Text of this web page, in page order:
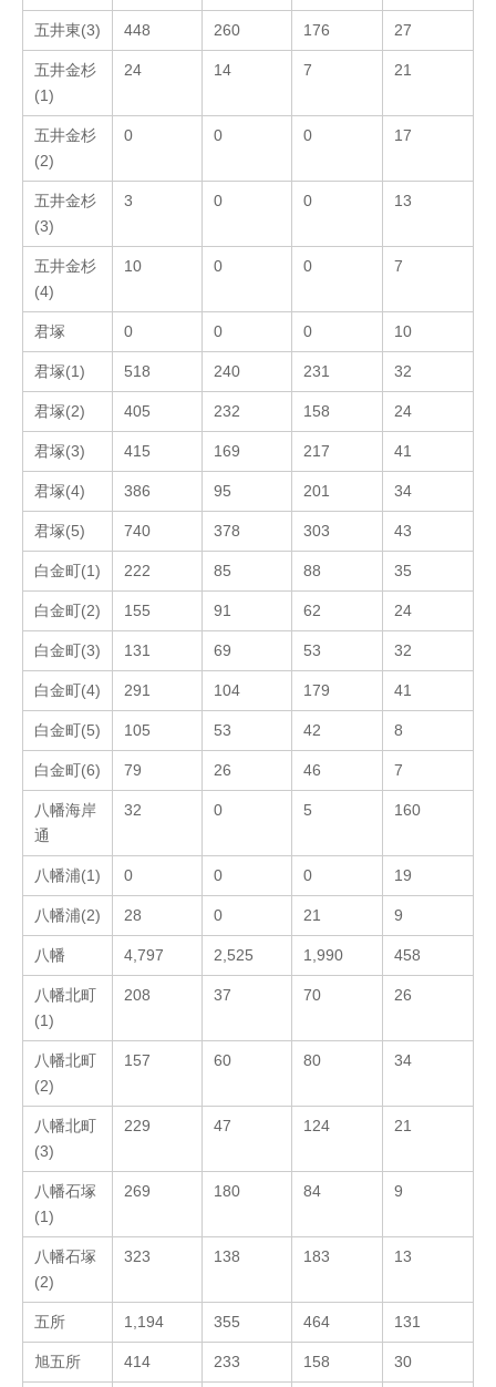
五井東(3) 448 260 176 27
五井金杉
(1)
24 14 7 21
五井金杉
(2)
0 0 0 17
五井金杉
(3)
3 0 0 13
五井金杉
(4)
10 0 0 7
君塚 0 0 0 10
君塚(1) 518 240 231 32
君塚(2) 405 232 158 24
君塚(3) 415 169 217 41
君塚(4) 386 95 201 34
君塚(5) 740 378 303 43
白金町(1) 222 85 88 35
白金町(2) 155 91 62 24
白金町(3) 131 69 53 32
白金町(4) 291 104 179 41
白金町(5) 105 53 42 8
白金町(6) 79 26 46 7
八幡海岸
通
32 0 5 160
八幡浦(1) 0 0 0 19
八幡浦(2) 28 0 21 9
八幡 4,797 2,525 1,990 458
八幡北町
(1)
208 37 70 26
八幡北町
(2)
157 60 80 34
八幡北町
(3)
229 47 124 21
八幡石塚
(1)
269 180 84 9
八幡石塚
(2)
323 138 183 13
五所 1,194 355 464 131
旭五所 414 233 158 30